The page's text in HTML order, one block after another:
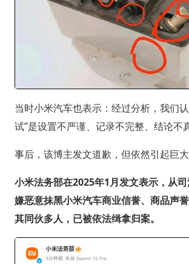
当时小米汽车也表示：经过分析，我们
试”是设置不严谨、记录不完整、结论不
事后，该博主发文道歉，但依然引起巨大
小米法务部在2025年1月发文表示，从
嫌恶意抹黑小米汽车商业信誉、商品声
其同伙多人，已被依法缉拿归案。